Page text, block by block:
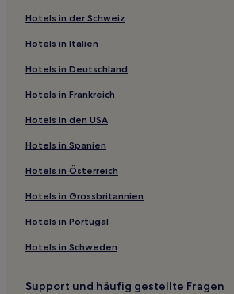
Hotels in der Schweiz
Hotels in Italien
Hotels in Deutschland
Hotels in Frankreich
Hotels in den USA
Hotels in Spanien
Hotels in Österreich
Hotels in Grossbritannien
Hotels in Portugal
Hotels in Schweden
Support und häufig gestellte Fragen